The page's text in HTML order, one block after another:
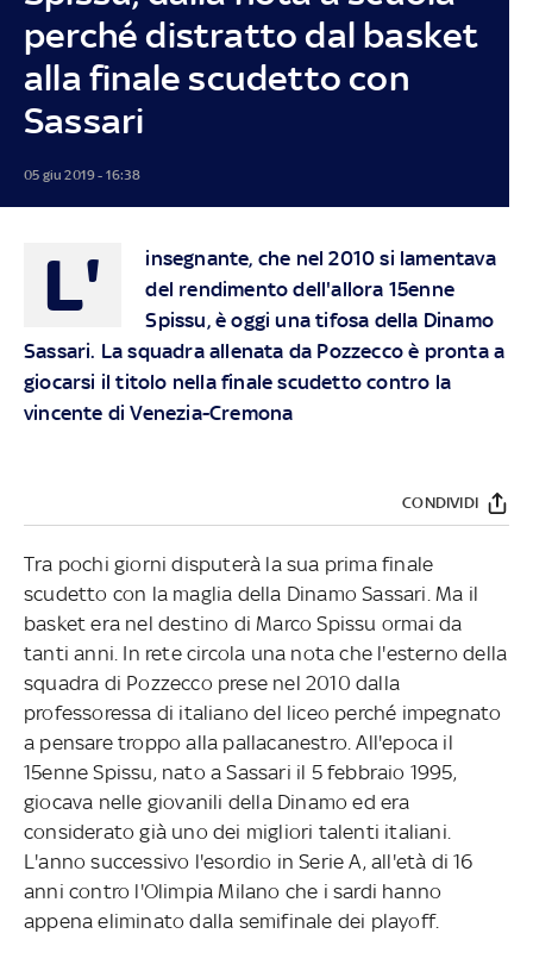
perché distratto dal basket
alla finale scudetto con
Sassari
05 giu 2019 - 16:38
L'
insegnante, che nel 2010 si lamentava
del rendimento dell'allora 15enne
Spissu, è oggi una tifosa della Dinamo
Sassari. La squadra allenata da Pozzecco è pronta a
giocarsi il titolo nella finale scudetto contro la
vincente di Venezia-Cremona
CONDIVIDI
Tra pochi giorni disputerà la sua prima finale
scudetto con la maglia della Dinamo Sassari. Ma il
basket era nel destino di Marco Spissu ormai da
tanti anni. In rete circola una nota che l'esterno della
squadra di Pozzecco prese nel 2010 dalla
professoressa di italiano del liceo perché impegnato
a pensare troppo alla pallacanestro. All'epoca il
15enne Spissu, nato a Sassari il 5 febbraio 1995,
giocava nelle giovanili della Dinamo ed era
considerato già uno dei migliori talenti italiani.
L'anno successivo l'esordio in Serie A, all'età di 16
anni contro l'Olimpia Milano che i sardi hanno
appena eliminato dalla semifinale dei playoff.